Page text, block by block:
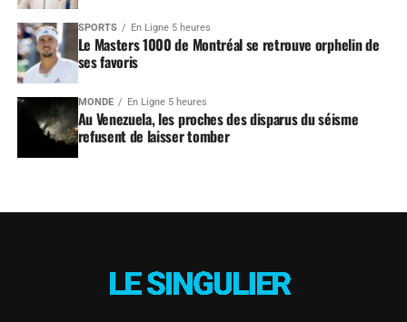
SPORTS En Ligne 5 heures
Le Masters 1000 de Montréal se retrouve orphelin de
ses favoris
MONDE En Ligne 5 heures
Au Venezuela, les proches des disparus du séisme
refusent de laisser tomber